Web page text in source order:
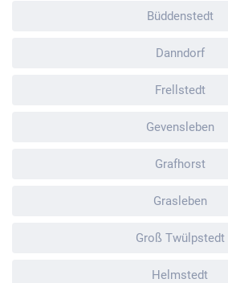
Büddenstedt
Danndorf
Frellstedt
Gevensleben
Grafhorst
Grasleben
Groß Twülpstedt
Helmstedt